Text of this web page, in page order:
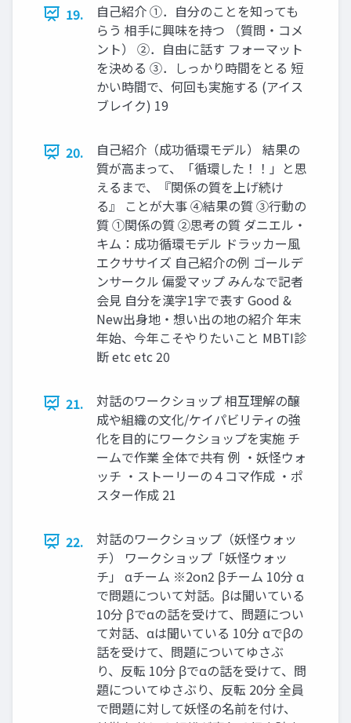
19.
自己紹介 ①．自分のことを知っても
らう 相手に興味を持つ （質問・コメ
ント） ②．自由に話す フォーマット
を決める ③．しっかり時間をとる 短
かい時間で、何回も実施する (アイス
ブレイク) 19
20.
自己紹介（成功循環モデル） 結果の
質が高まって、「循環した！！」と思
えるまで、『関係の質を上げ続け
る』 ことが大事 ④結果の質 ③行動の
質 ①関係の質 ②思考の質 ダニエル・
キム：成功循環モデル ドラッカー風
エクササイズ 自己紹介の例 ゴールデ
ンサークル 偏愛マップ みんなで記者
会見 自分を漢字1字で表す Good &
New出身地・想い出の地の紹介 年末
年始、今年こそやりたいこと MBTI診
断 etc etc 20
21.
対話のワークショップ 相互理解の醸
成や組織の文化/ケイパビリティの強
化を目的にワークショップを実施 チ
ームで作業 全体で共有 例 ・妖怪ウォ
ッチ ・ストーリーの４コマ作成 ・ポ
スター作成 21
22.
対話のワークショップ（妖怪ウォッ
チ） ワークショップ「妖怪ウォッ
チ」 αチーム ※2on2 βチーム 10分 α
で問題について対話。βは聞いている
10分 βでαの話を受けて、問題につい
て対話、αは聞いている 10分 αでβの
話を受けて、問題についてゆさぶ
り、反転 10分 βでαの話を受けて、問
題についてゆさぶり、反転 20分 全員
で問題に対して妖怪の名前を付け、